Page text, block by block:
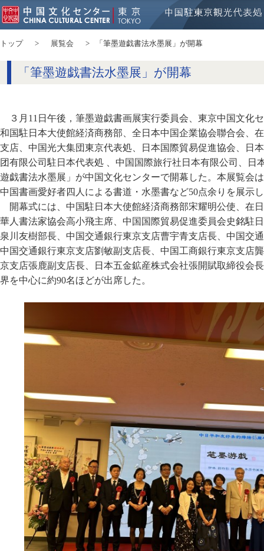
トップ 展覧会 「筆墨遊戯書法水墨展」が開幕
「筆墨遊戯書法水墨展」が開幕
３月11日午後，筆墨遊戯書画展実行委員会、東京中国文化
和国駐日本大使館経済商務部、全日本中国企業協会聯合会、
支店、中国光大集団東京代表処、日本国際貿易促進協会、日
团有限公司駐日本代表処 、中国国際旅行社日本有限公司、日
遊戯書法水墨展」が中国文化センターで開幕した。本展覧会
中国書画愛好者四人による書道・水墨書など50点余りを展示
開幕式には、中国駐日本大使館経済商務部宋耀明公使、在
華人書法家協会高小飛主席、中国国際貿易促進委員会史銘駐
泉川友樹部長、中国交通銀行東京支店曹宇青支店長、中国交
中国交通銀行東京支店劉敏副支店長、中国工商銀行東京支店
京支店張鹿副支店長、日本五金鉱産株式会社張開賦取締役会
界を中心に約90名ほどが出席した。